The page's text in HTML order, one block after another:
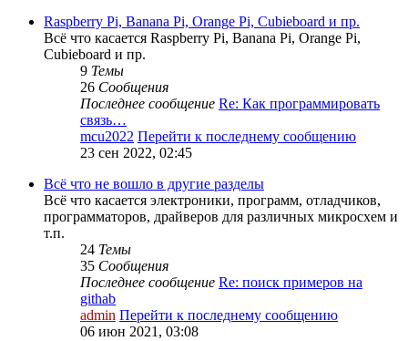
Raspberry Pi, Banana Pi, Orange Pi, Cubieboard и пр.
Всё что касается Raspberry Pi, Banana Pi, Orange Pi,
Cubieboard и пр.
9 Темы
26 Сообщения
Последнее сообщение Re: Как программировать
связь…
mcu2022 Перейти к последнему сообщению
23 сен 2022, 02:45
Всё что не вошло в другие разделы
Всё что касается электроники, программ, отладчиков,
программаторов, драйверов для различных микросхем и
т.п.
24 Темы
35 Сообщения
Последнее сообщение Re: поиск примеров на
githab
admin Перейти к последнему сообщению
06 июн 2021, 03:08